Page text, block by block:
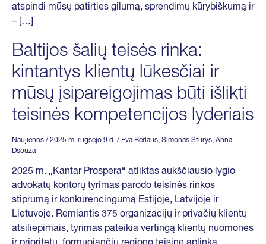
atspindi mūsų patirties gilumą, sprendimų kūrybiškumą ir
– […]
Baltijos šalių teisės rinka:
kintantys klientų lūkesčiai ir
mūsų įsipareigojimas būti išlikti
teisinės kompetencijos lyderiais
Naujienos / 2025 m. rugsėjo 9 d. / Eva Berlaus, Simonas Stūrys, Anna
Dsouza
2025 m. „Kantar Prospera“ atliktas aukščiausio lygio
advokatų kontorų tyrimas parodo teisinės rinkos
stiprumą ir konkurencingumą Estijoje, Latvijoje ir
Lietuvoje. Remiantis 375 organizacijų ir privačių klientų
atsiliepimais, tyrimas pateikia vertingą klientų nuomonės